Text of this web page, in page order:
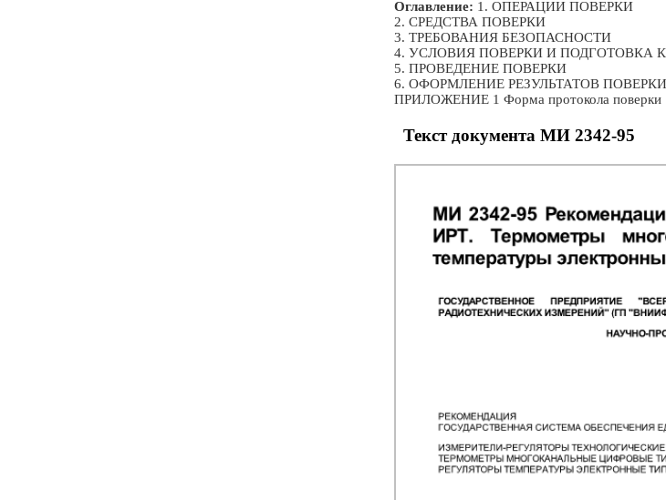
Оглавление: 1. ОПЕРАЦИИ ПОВЕРКИ
2. СРЕДСТВА ПОВЕРКИ
3. ТРЕБОВАНИЯ БЕЗОПАСНОСТИ
4. УСЛОВИЯ ПОВЕРКИ И ПОДГОТОВКА
5. ПРОВЕДЕНИЕ ПОВЕРКИ
6. ОФОРМЛЕНИЕ РЕЗУЛЬТАТОВ ПОВЕРКИ
ПРИЛОЖЕНИЕ 1 Форма протокола поверки
Текст документа МИ 2342-95